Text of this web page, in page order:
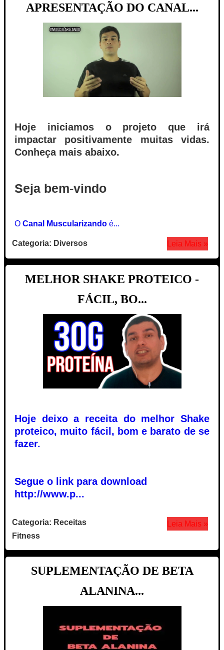
APRESENTAÇÃO DO CANAL...
Hoje iniciamos o projeto que irá
impactar positivamente muitas vidas.
Conheça mais abaixo.
Seja bem-vindo
O Canal Muscularizando é...
Categoria: Diversos Leia Mais »
MELHOR SHAKE PROTEICO -
FÁCIL, BO...
Hoje deixo a receita do melhor Shake
proteico, muito fácil, bom e barato de se
fazer.
Segue o link para download
http://www.p...
Categoria: Receitas
Fitness
Leia Mais »
SUPLEMENTAÇÃO DE BETA
ALANINA...